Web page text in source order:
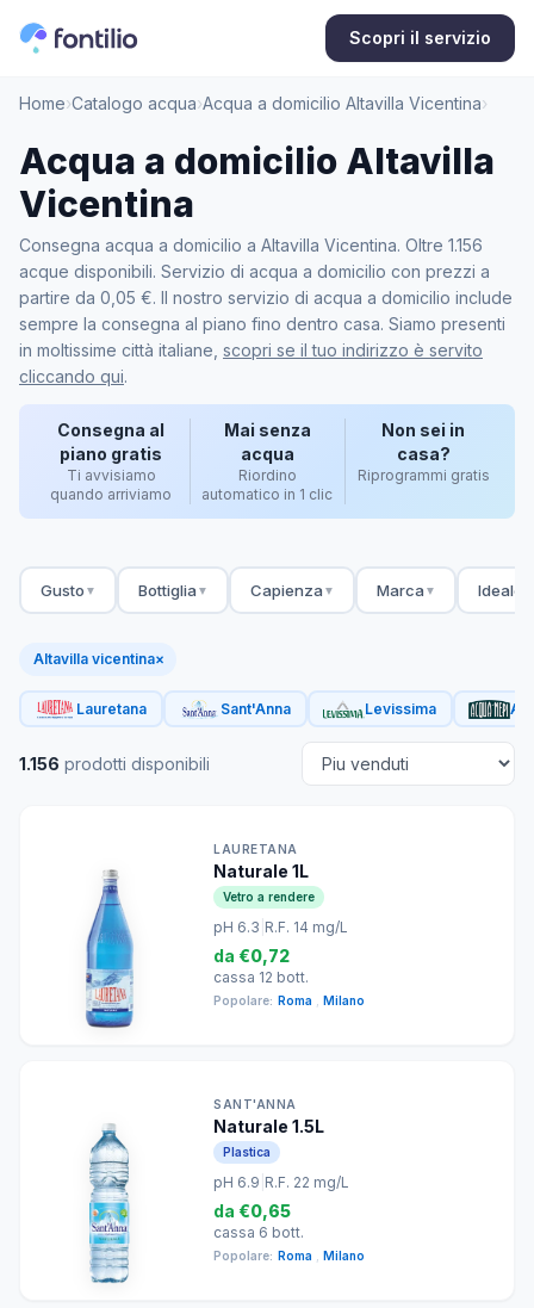
Scopri il servizio
Home›Catalogo acqua›Acqua a domicilio Altavilla Vicentina›
Acqua a domicilio Altavilla
Vicentina
Consegna acqua a domicilio a Altavilla Vicentina. Oltre 1.156
acque disponibili. Servizio di acqua a domicilio con prezzi a
partire da 0,05 €. Il nostro servizio di acqua a domicilio include
sempre la consegna al piano fino dentro casa. Siamo presenti
in moltissime città italiane, scopri se il tuo indirizzo è servito
cliccando qui.
Consegna al
piano gratis
Ti avvisiamo
quando arriviamo
Mai senza
acqua
Riordino
automatico in 1 clic
Non sei in
casa?
Riprogrammi gratis
Gusto ▼ Bottiglia ▼ Capienza ▼ Marca ▼ Ideale
Altavilla vicentina×
Lauretana Sant'Anna Levissima
1.156 prodotti disponibili
LAURETANA
Naturale 1L
Vetro a rendere
pH 6.3 R.F. 14 mg/L
da €0,72
cassa 12 bott.
Popolare: Roma Milano
SANT'ANNA
Naturale 1.5L
Plastica
pH 6.9 R.F. 22 mg/L
da €0,65
cassa 6 bott.
Popolare: Roma Milano